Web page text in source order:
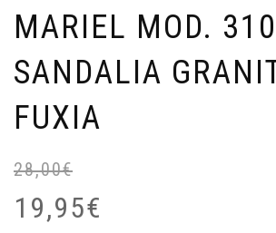
MARIEL MOD.
SANDALIA
FUXIA
28,00€
19,95€